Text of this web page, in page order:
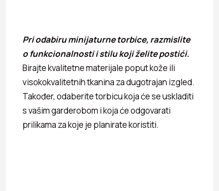
Pri odabiru minijaturne torbice, razmislite
o funkcionalnosti i stilu koji želite postići.
Birajte kvalitetne materijale poput kože ili
visokokvalitetnih tkanina za dugotrajan izgled.
Također, odaberite torbicu koja će se uskladiti
s vašim garderobom i koja će odgovarati
prilikama za koje je planirate koristiti.